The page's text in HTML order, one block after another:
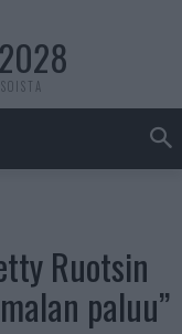
Ruotsin
paluu”